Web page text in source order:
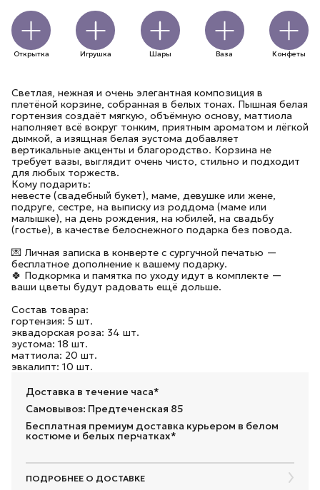
Открытка Игрушка Шары Ваза Конфеты
Светлая, нежная и очень элегантная композиция в
плетёной корзине, собранная в белых тонах. Пышная белая
гортензия создаёт мягкую, объёмную основу, маттиола
наполняет всё вокруг тонким, приятным ароматом и лёгкой
дымкой, а изящная белая эустома добавляет
вертикальные акценты и благородство. Корзина не
требует вазы, выглядит очень чисто, стильно и подходит
для любых торжеств.
Кому подарить:
невесте (свадебный букет), маме, девушке или жене,
подруге, сестре, на выписку из роддома (маме или
малышке), на день рождения, на юбилей, на свадьбу
(гостье), в качестве белоснежного подарка без повода.
💌 Личная записка в конверте с сургучной печатью —
бесплатное дополнение к вашему подарку.
🍀 Подкормка и памятка по уходу идут в комплекте —
ваши цветы будут радовать ещё дольше.
Состав товара:
гортензия: 5 шт.
эквадорская роза: 34 шт.
эустома: 18 шт.
маттиола: 20 шт.
эвкалипт: 10 шт.
Доставка в течение часа*
Самовывоз: Предтеченская 85
Бесплатная премиум доставка курьером в белом
костюме и белых перчатках*
ПОДРОБНЕЕ О ДОСТАВКЕ